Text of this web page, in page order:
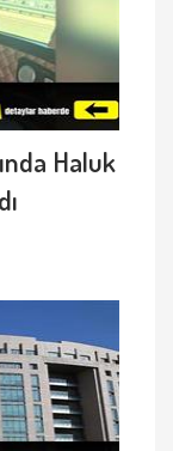
Haluk